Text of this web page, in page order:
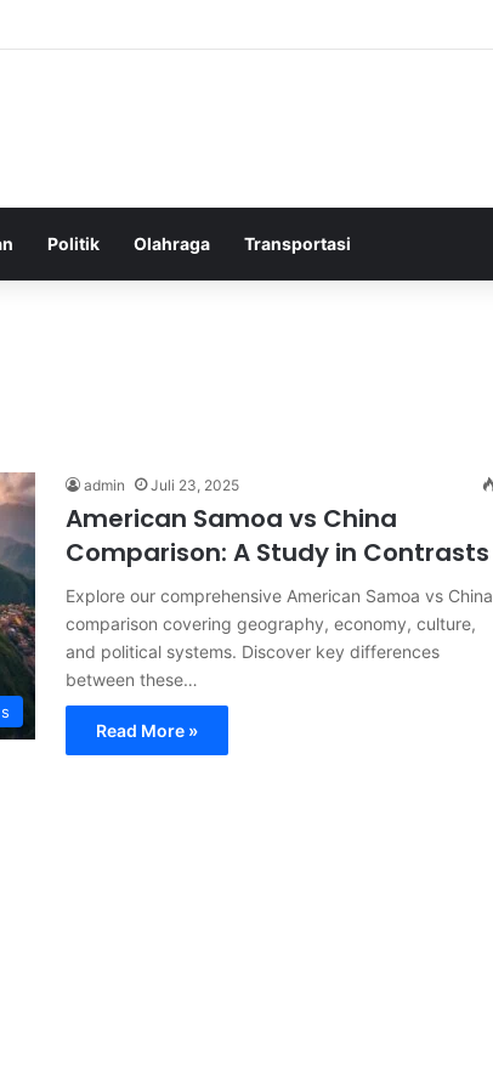
Politik Olahraga Transportasi
admin Juli 23, 2025
American Samoa vs China
Comparison: A Study in Contrasts
Explore our comprehensive American Samoa vs China
comparison covering geography, economy, culture,
and political systems. Discover key differences
between these…
Read More »